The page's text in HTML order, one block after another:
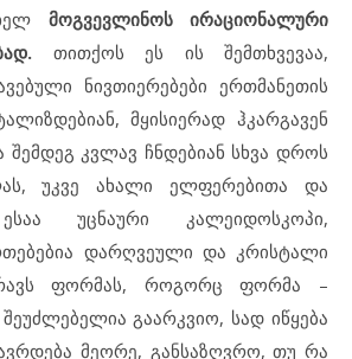
მოგვევლინოს ირაციონალური
თითქოს ეს ის შემთხვევაა,
ნივთიერებები ერთმანეთის
მყისიერად ჰკარგავენ
კვლავ ჩნდებიან სხვა დროს
უკვე ახალი ელფერებითა და
უცნაური კალეიდოსკოპი,
დარღვეული და კრისტალი
ფორმას, როგორც ფორმა –
გაარკვიო, სად იწყება
მეორე, განსაზღვრო, თუ რა